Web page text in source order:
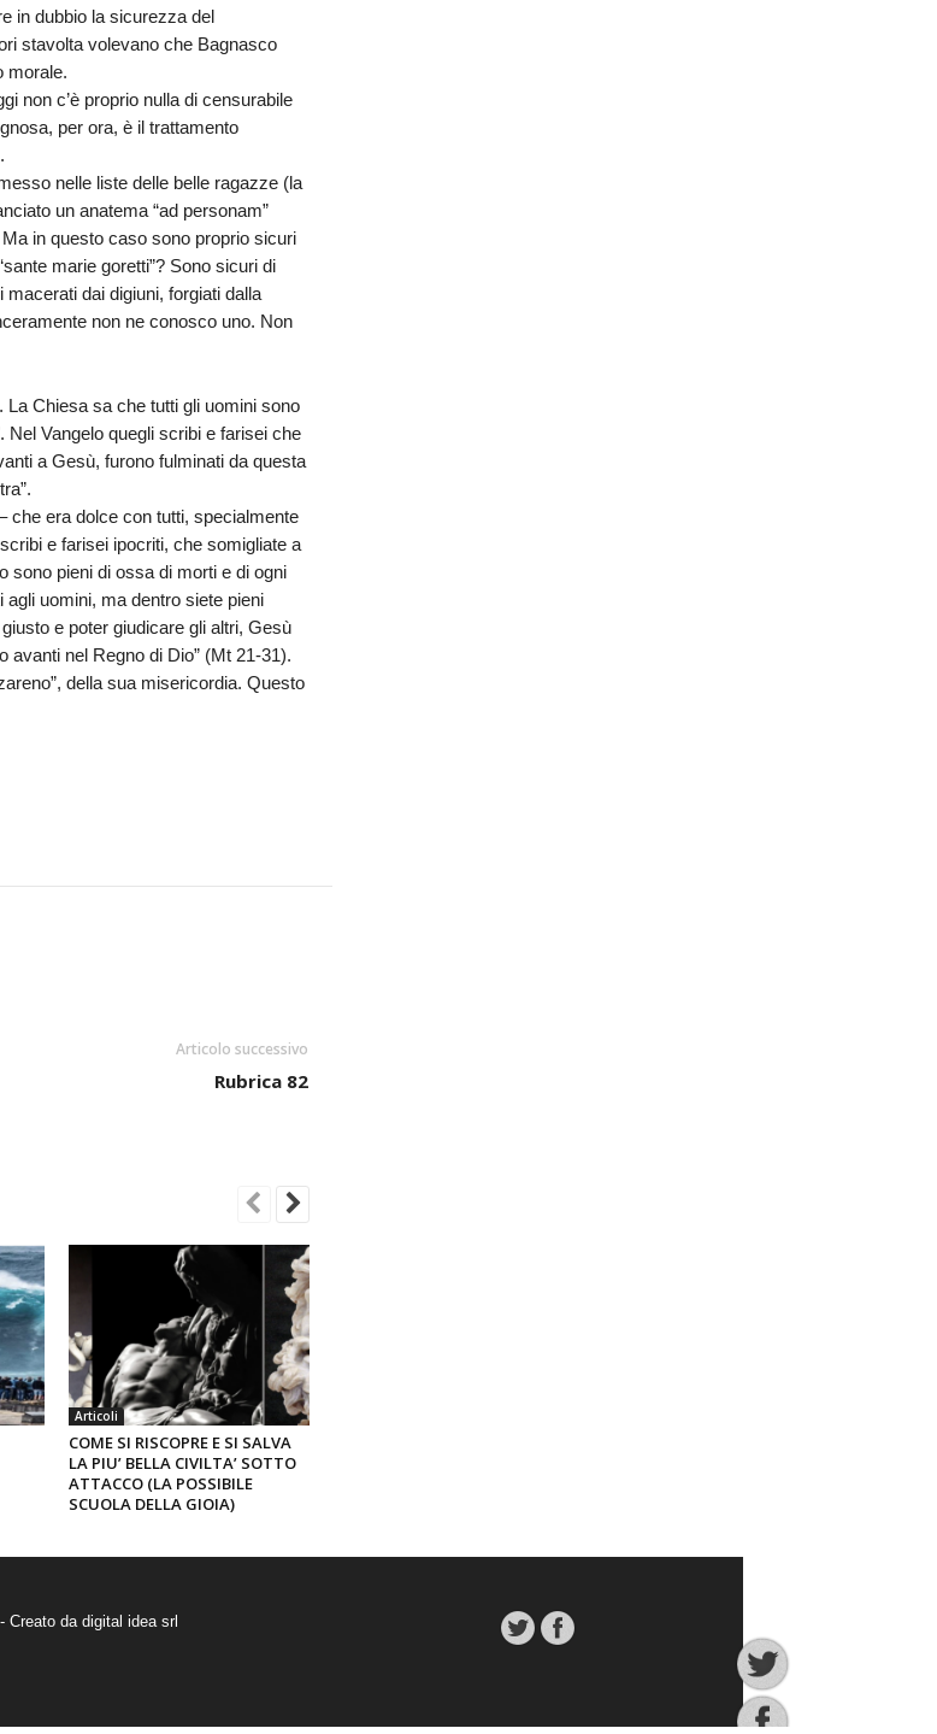
in dubbio la sicurezza del
stavolta volevano che Bagnasco
morale.
non c’è proprio nulla di censurabile
per ora, è il trattamento
nelle liste delle belle ragazze (la
un anatema “ad personam”
in questo caso sono proprio sicuri
marie goretti”? Sono sicuri di
dai digiuni, forgiati dalla
non ne conosco uno. Non
La Chiesa sa che tutti gli uomini sono
Nel Vangelo quegli scribi e farisei che
a Gesù, furono fulminati da questa
che era dolce con tutti, specialmente
e farisei ipocriti, che somigliate a
sono pieni di ossa di morti e di ogni
uomini, ma dentro siete pieni
e poter giudicare gli altri, Gesù
avanti nel Regno di Dio” (Mt 21-31).
della sua misericordia. Questo
Articolo successivo
Rubrica 82
Articoli
COME SI RISCOPRE E SI SALVA
LA PIU’ BELLA CIVILTA’ SOTTO
ATTACCO (LA POSSIBILE
SCUOLA DELLA GIOIA)
Creato da digital idea srl